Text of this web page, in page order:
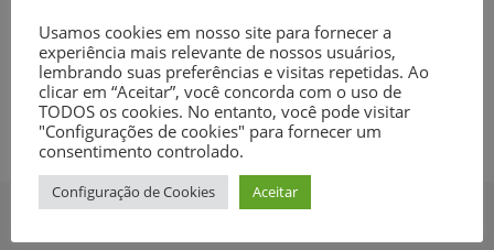
Usamos cookies em nosso site para fornecer a
experiência mais relevante de nossos usuários,
lembrando suas preferências e visitas repetidas. Ao
clicar em “Aceitar”, você concorda com o uso de
TODOS os cookies. No entanto, você pode visitar
"Configurações de cookies" para fornecer um
consentimento controlado.
Configuração de Cookies Aceitar